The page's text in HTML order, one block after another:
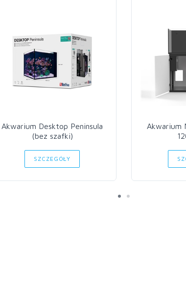
Akwarium Desktop Peninsula
(bez szafki)
SZCZEGÓŁY
Akwarium